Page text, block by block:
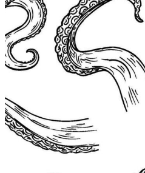
Plantillas
Vectores
Videos
Gráficos en Movimiento
Imágenes Editoriales
Eventos Editoriales